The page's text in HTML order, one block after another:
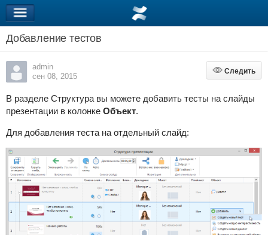
Добавление тестов
admin
сен 08, 2015
Следить
Следить
В разделе Структура вы можете добавить тесты на слайды
презентации в колонке Объект.
Для добавления теста на отдельный слайд: